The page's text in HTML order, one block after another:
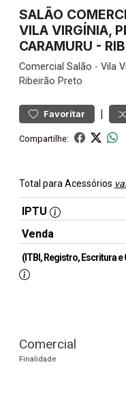
SALÃO
VILA VIRGÍNIA,
CARAMURU -
Comercial Salão - Vila
Ribeirão Preto
Favoritar |
Compartilhe:
Total para Acessórios
IPTU
Venda
(ITBI, Registro, Escritura
Comercial
Finalidade